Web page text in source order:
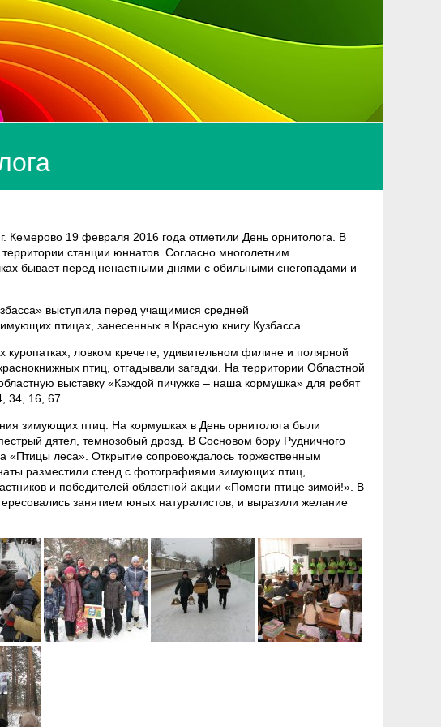
Кемерово 19 февраля 2016 года отметили День орнитолога. В
станции юннатов. Согласно многолетним
бывает перед ненастными днями с обильными снегопадами и
выступила перед учащимися средней
птицах, занесенных в Красную книгу Кузбасса.
ловком кречете, удивительном филине и полярной
птиц, отгадывали загадки. На территории Областной
выставку «Каждой пичужке – наша кормушка» для ребят
34, 16, 67.
зимующих птиц. На кормушках в День орнитолога были
дятел, темнозобый дрозд. В Сосновом бору Рудничного
«Птицы леса». Открытие сопровождалось торжественным
разместили стенд с фотографиями зимующих птиц,
и победителей областной акции «Помоги птице зимой!». В
занятием юных натуралистов, и выразили желание